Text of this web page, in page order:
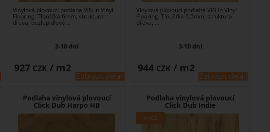
Vinylová plovoucí podlaha VIN in Vinyl
Flooring. Tloušťka 6mm, struktura
dřeva, bezlepidlový ...
3-10 dní
Zobrazit detail
927 CZK / m2
Vinylová plovoucí podlaha VIN in Vinyl
Flooring. Tloušťka 6,5mm, struktura
dřeva, ...
3-10 dní
Zobrazit detail
944 CZK / m2
Podlaha vinylová plovoucí
Click Dub Harpo HB
Podlaha vinylová plovoucí
Click Dub Indie